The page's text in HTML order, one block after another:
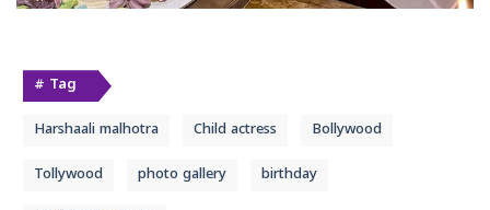
# Tag
Harshaali malhotra Child actress Bollywood
Tollywood photo gallery birthday